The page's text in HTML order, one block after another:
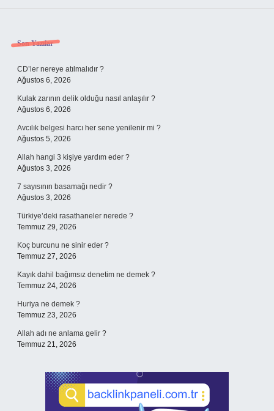
Sidebar
Son Yazılar
CD’ler nereye atılmalıdır ?
Ağustos 6, 2026
Kulak zarının delik olduğu nasıl anlaşılır ?
Ağustos 6, 2026
Avcılık belgesi harcı her sene yenilenir mi ?
Ağustos 5, 2026
Allah hangi 3 kişiye yardım eder ?
Ağustos 3, 2026
7 sayısının basamağı nedir ?
Ağustos 3, 2026
Türkiye’deki rasathaneler nerede ?
Temmuz 29, 2026
Koç burcunu ne sinir eder ?
Temmuz 27, 2026
Kayık dahil bağımsız denetim ne demek ?
Temmuz 24, 2026
Huriya ne demek ?
Temmuz 23, 2026
Allah adı ne anlama gelir ?
Temmuz 21, 2026